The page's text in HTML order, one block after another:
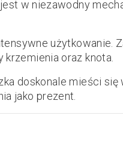
w niezawodny
użytkowanie.
oraz knota.
doskonale mieści
jako prezent.